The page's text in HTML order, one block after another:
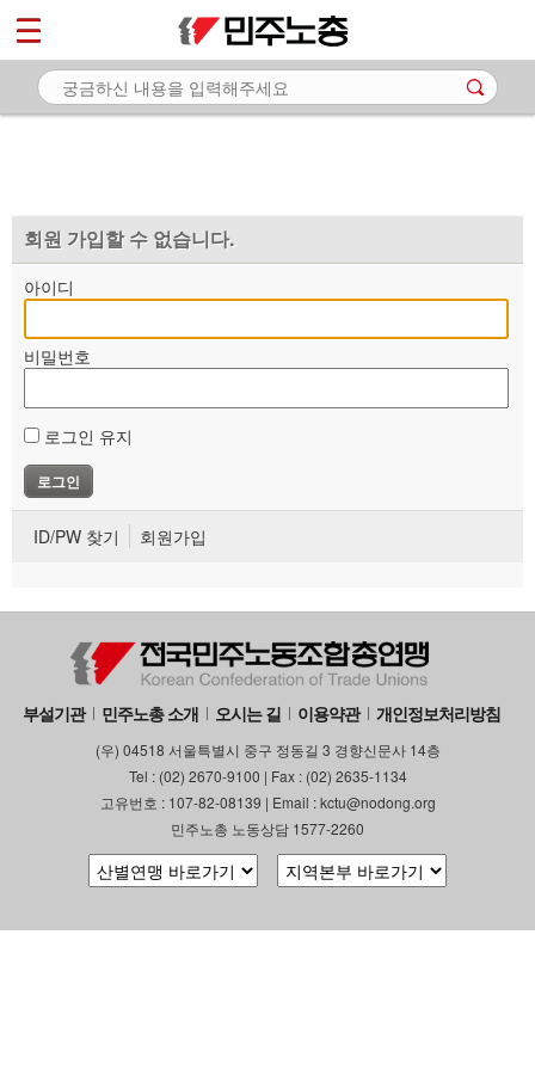
회원 가입할 수 없습니다.
아이디
비밀번호
로그인 유지
ID/PW 찾기 회원가입
부설기관 민주노총 소개 오시는 길 이용약관 개인정보처리방침
(우) 04518 서울특별시 중구 정동길 3 경향신문사 14층
Tel : (02) 2670-9100 | Fax : (02) 2635-1134
고유번호 : 107-82-08139 | Email : kctu@nodong.org
민주노총 노동상담 1577-2260
마이페이지
소개
자료
부설기관